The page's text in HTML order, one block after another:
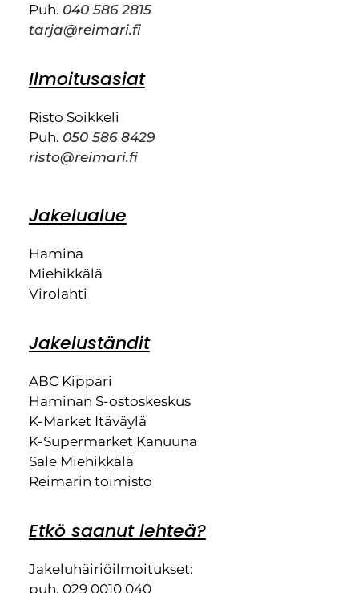
Puh. 040 586 2815
tarja@reimari.fi
Ilmoitusasiat
Risto Soikkeli
Puh. 050 586 8429
risto@reimari.fi
Jakelualue
Hamina
Miehikkälä
Virolahti
Jakeluständit
ABC Kippari
Haminan S-ostoskeskus
K-Market Itäväylä
K-Supermarket Kanuuna
Sale Miehikkälä
Reimarin toimisto
Etkö saanut lehteä?
Jakeluhäiriöilmoitukset:
puh. 029 0010 040